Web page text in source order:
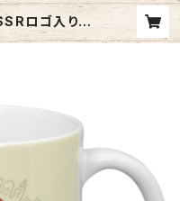
ロゴ入りマ
Store